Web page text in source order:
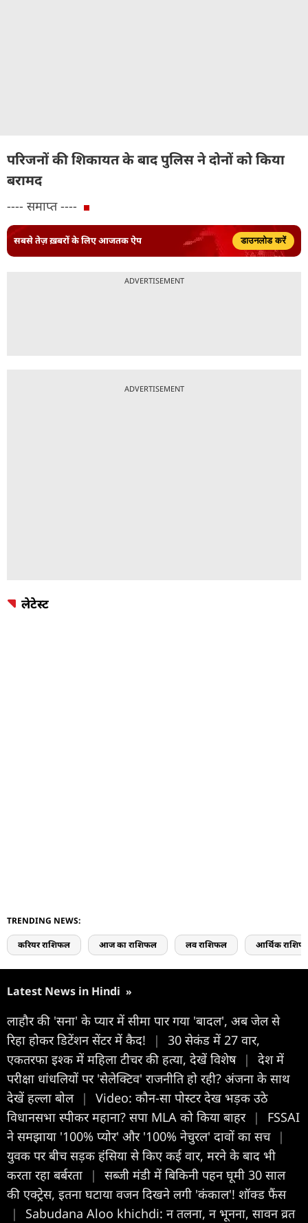
परिजनों की शिकायत के बाद पुलिस ने दोनों को किया
बरामद
---- समाप्त ----
सबसे तेज़ ख़बरों के लिए आजतक ऐप डाउनलोड करें
ADVERTISEMENT
ADVERTISEMENT
लेटेस्ट
TRENDING NEWS:
करियर राशिफल आज का राशिफल लव राशिफल आर्थिक
Latest News in Hindi »
लाहौर की 'सना' के प्यार में सीमा पार गया 'बादल', अब जेल से
रिहा होकर डिटेंशन सेंटर में कैद!
|
30 सेकंड में 27 वार,
एकतरफा इश्क में महिला टीचर की हत्या, देखें विशेष |
देश में
परीक्षा धांधलियों पर 'सेलेक्टिव' राजनीति हो रही? अंजना के साथ
देखें हल्ला बोल |
Video: कौन-सा पोस्टर देख भड़क उठे
विधानसभा स्पीकर महाना? सपा MLA को किया बाहर |
FSSAI
ने समझाया '100% प्योर' और '100% नेचुरल' दावों का सच |
युवक पर बीच सड़क हंसिया से किए कई वार, मरने के बाद भी
करता रहा बर्बरता
|
सब्जी मंडी में बिकिनी पहन घूमी 30 साल
की एक्ट्रेस, इतना घटाया वजन दिखने लगी 'कंकाल'! शॉक्ड फैंस
|
Sabudana Aloo khichdi: न तलना, न भूनना, सावन व्रत